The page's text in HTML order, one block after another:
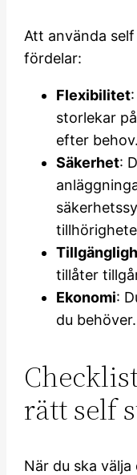
Att använda
fördelar:
Flexibilitet
storlekar
efter behov.
Säkerhet:
tillåter
Ekonomi:
du behöver.
rätt self
När du ska